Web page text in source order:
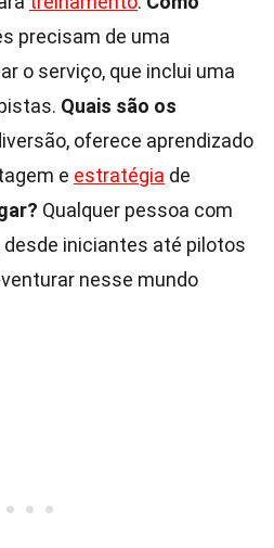
precisam de uma
o serviço, que inclui uma
Quais são os
oferece aprendizado
e estratégia de
Qualquer pessoa com
iniciantes até pilotos
nesse mundo